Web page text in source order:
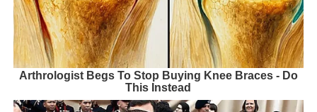
Arthrologist Begs To Stop Buying Knee Braces - Do
This Instead